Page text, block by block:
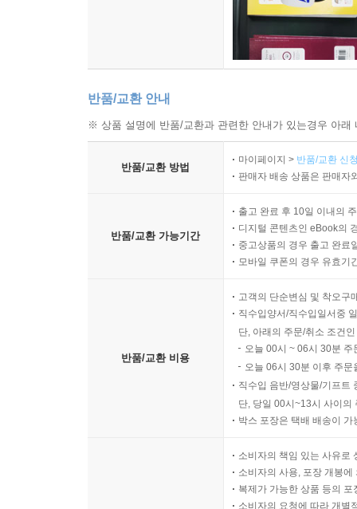
반품/교환 안내
※ 상품 설명에 반품/교환과 관련한 안내가 있는경우 아
반품/교환 방법
마이페이지 > 반품/교환 신
판매자 배송 상품은 판매자
반품/교환 가능기간
출고 완료 후 10일 이내의
디지털 콘텐츠인 eBook의
중고상품의 경우 출고 완료
모바일 쿠폰의 경우 유효기
반품/교환 비용
고객의 단순변심 및 착오구
직수입양서/직수입일서중
단, 아래의 주문/취소 조건
오늘 00시 ~ 06시 30분
오늘 06시 30분 이후 주
직수입 음반/영상물/기프트
단, 당일 00시~13시 사이의
박스 포장은 택배 배송이
소비자의 책임 있는 사유로
소비자의 사용, 포장 개봉
복제가 가능한 상품 등의
소비자의 요청에 따라 개별